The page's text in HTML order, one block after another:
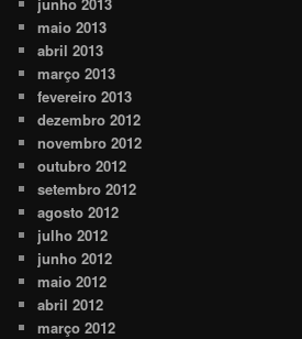
maio 2013
abril 2013
março 2013
fevereiro 2013
dezembro 2012
novembro 2012
outubro 2012
setembro 2012
agosto 2012
julho 2012
junho 2012
maio 2012
abril 2012
março 2012